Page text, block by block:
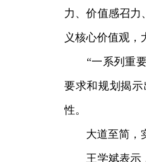
力、价值感召力
义核心价值观，
“一系列重要
要求和规划揭
性。
大道至简，实
王学斌表示，